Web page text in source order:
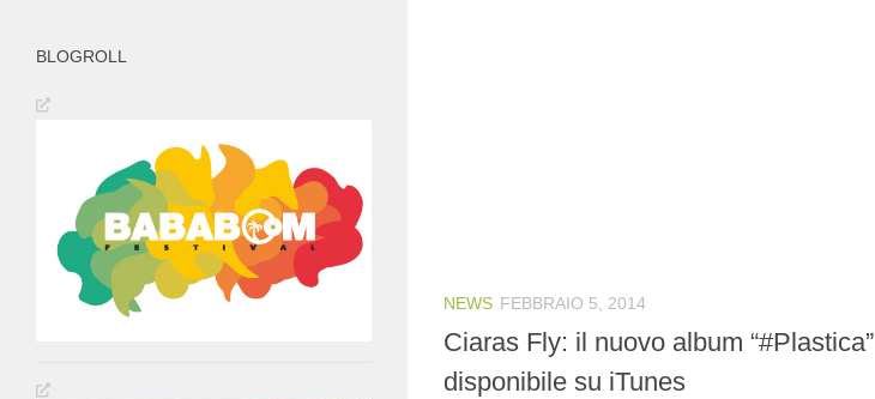
NEWS FEBBRAIO 5, 2014
Ciaras Fly: il nuovo album “#Plastica”
disponibile su iTunes
BLOGROLL